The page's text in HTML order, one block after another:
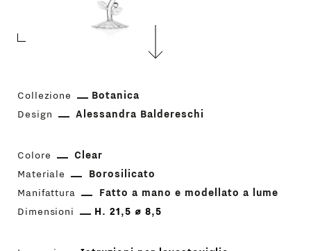
Collezione
Botanica
Design
Alessandra Baldereschi
Colore
Clear
Materiale
Borosilicato
Manifattura
Fatto a mano e modellato a lume
Dimensioni
H. 21,5 ⌀ 8,5